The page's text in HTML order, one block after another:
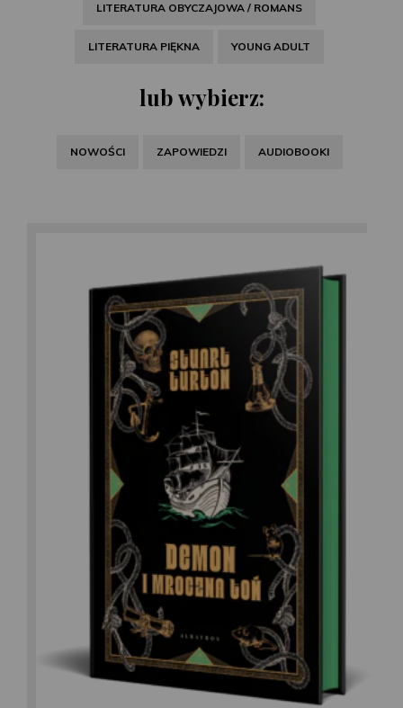
LITERATURA OBYCZAJOWA / ROMANS
LITERATURA PIĘKNA YOUNG ADULT
lub wybierz:
NOWOŚCI ZAPOWIEDZI AUDIOBOOKI
Stuart Turton